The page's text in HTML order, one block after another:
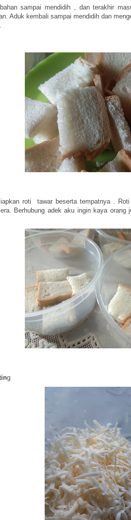
sampai mendidih , dan terakhir
Aduk kembali sampai mendidih dan
roti tawar beserta tempatnya .
Berhubung adek aku ingin kaya
g